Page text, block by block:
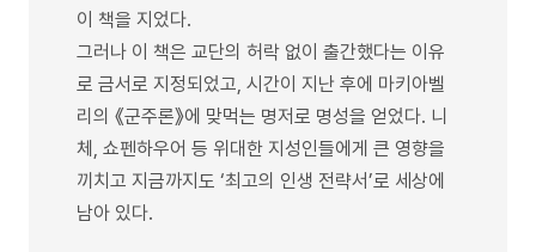
이 책을 지었다.
그러나 이 책은 교단의 허락 없이 출간했다는 이유
로 금서로 지정되었고, 시간이 지난 후에 마키아벨
리의 《군주론》에 맞먹는 명저로 명성을 얻었다. 니
체, 쇼펜하우어 등 위대한 지성인들에게 큰 영향을
끼치고 지금까지도 ‘최고의 인생 전략서’로 세상에
남아 있다.